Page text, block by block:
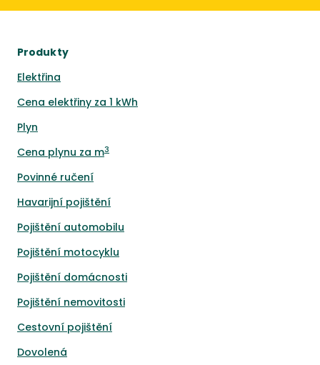
Produkty
Elektřina
Cena elektřiny za 1 kWh
Plyn
Cena plynu za m3
Povinné ručení
Havarijní pojištění
Pojištění automobilu
Pojištění motocyklu
Pojištění domácnosti
Pojištění nemovitosti
Cestovní pojištění
Dovolená